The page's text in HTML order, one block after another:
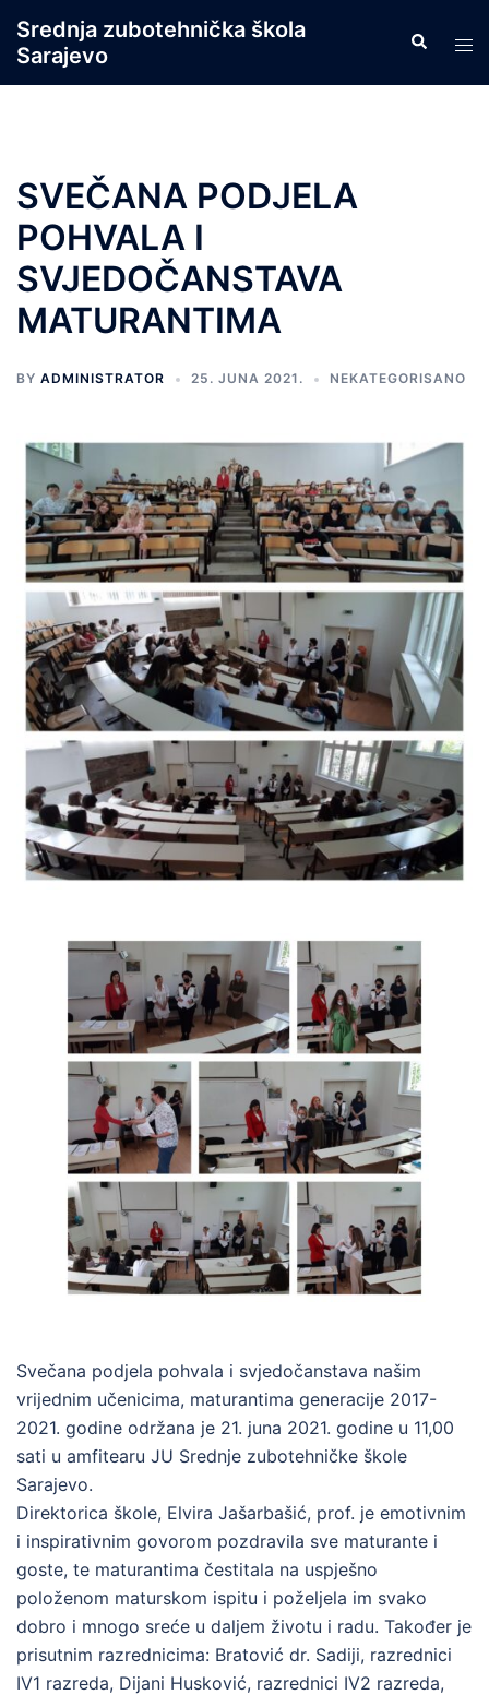
content
Srednja zubotehnička škola
Sarajevo
Search
SVEČANA PODJELA
POHVALA I
SVJEDOČANSTAVA
MATURANTIMA
BY ADMINISTRATOR 25. JUNA 2021. NEKATEGORISANO
Svečana podjela pohvala i svjedočanstava našim
vrijednim učenicima, maturantima generacije 2017-
2021. godine održana je 21. juna 2021. godine u 11,00
sati u amfitearu JU Srednje zubotehničke škole
Sarajevo.
Direktorica škole, Elvira Jašarbašić, prof. je emotivnim
i inspirativnim govorom pozdravila sve maturante i
goste, te maturantima čestitala na uspješno
položenom maturskom ispitu i poželjela im svako
dobro i mnogo sreće u daljem životu i radu. Također je
prisutnim razrednicima: Bratović dr. Sadiji, razrednici
IV1 razreda, Dijani Husković, razrednici IV2 razreda,